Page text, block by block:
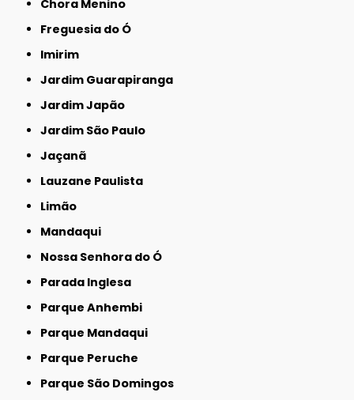
Chora Menino
Freguesia do Ó
Imirim
Jardim Guarapiranga
Jardim Japão
Jardim São Paulo
Jaçanã
Lauzane Paulista
Limão
Mandaqui
Nossa Senhora do Ó
Parada Inglesa
Parque Anhembi
Parque Mandaqui
Parque Peruche
Parque São Domingos